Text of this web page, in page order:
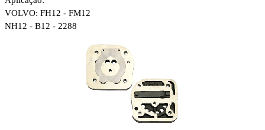
VOLVO: FH12 - FM12
NH12 - B12 - 2288